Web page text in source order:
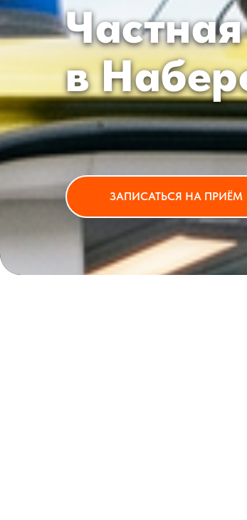
в
ЗАПИСАТЬСЯ НА ПРИЁМ